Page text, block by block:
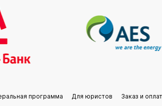
программа Для юристов Заказ и